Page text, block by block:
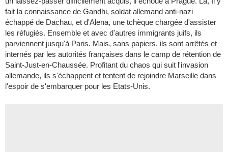
fait la connaissance de Gandhi, soldat allemand anti-nazi
échappé de Dachau, et d'Alena, une tchèque chargée d'assister
les réfugiés. Ensemble et avec d'autres immigrants juifs, ils
parviennent jusqu'à Paris. Mais, sans papiers, ils sont arrêtés et
internés par les autorités françaises dans le camp de rétention de
Saint-Just-en-Chaussée. Profitant du chaos qui suit l'invasion
allemande, ils s'échappent et tentent de rejoindre Marseille dans
l'espoir de s'embarquer pour les Etats-Unis.